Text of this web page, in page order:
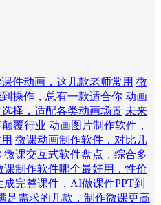
件动画，这几款老师常用 微
操作，总有一款适合你 动画
择，适配各类动画场景 未来
覆行业 动画图片制作软件，
微课动画制作软件，对比几
微课交互式软件盘点，综合多
课制作软件哪个最好用，性价
成完整课件，AI做课件PPT到
足需求的几款，制作微课更高